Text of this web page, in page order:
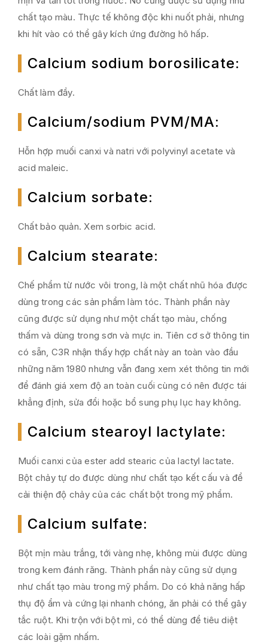
chất tạo màu. Thực tế không độc khi nuốt phải, nhưng
khi hít vào có thể gây kích ứng đường hô hấp.
Calcium sodium borosilicate:
Chất làm đầy.
Calcium/sodium PVM/MA:
Hỗn hợp muối canxi và natri với polyvinyl acetate và
acid maleic.
Calcium sorbate:
Chất bảo quản. Xem sorbic acid.
Calcium stearate:
Chế phẩm từ nước vôi trong, là một chất nhũ hóa được
dùng trong các sản phẩm làm tóc. Thành phần này
cũng được sử dụng như một chất tạo màu, chống
thấm và dùng trong sơn và mực in. Tiên cơ sở thông tin
có sẵn, C3R nhận thấy hợp chất này an toàn vào đầu
những năm 1980 nhưng vẫn đang xem xét thông tin mới
để đánh giá xem độ an toàn cuối cùng có nên được tái
khẳng định, sửa đổi hoặc bổ sung phụ lục hay không.
Calcium stearoyl lactylate:
Muối canxi của ester add stearic của lactyl lactate.
Bột chảy tự do được dùng như chất tạo kết cấu và để
cải thiện độ chảy của các chất bột trong mỹ phẩm.
Calcium sulfate:
Bột mịn màu trắng, tới vàng nhẹ, không mùi được dùng
trong kem đánh răng. Thành phần này cũng sử dụng
như chất tạo màu trong mỹ phẩm. Do có khả năng hấp
thụ độ ẩm và cứng lại nhanh chóng, ăn phải có thể gây
tắc ruột. Khi trộn với bột mì, có thể dùng để tiêu diệt
các loài gặm nhấm.